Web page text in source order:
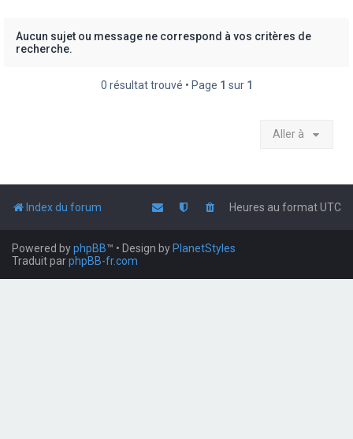
Aucun sujet ou message ne correspond à vos critères de
recherche.
0 résultat trouvé • Page 1 sur 1
Aller à
Index du forum Heures au formatUTC
Powered byphpBB™ • Design by PlanetStyles
Traduit parphpBB-fr.com